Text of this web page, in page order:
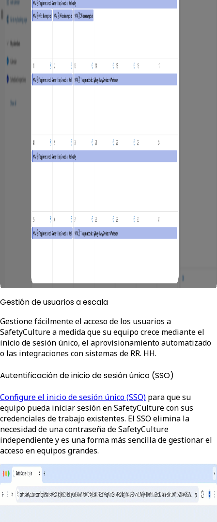
Gestión de usuarios a escala
Gestione fácilmente el acceso de los usuarios a
SafetyCulture a medida que su equipo crece mediante el
inicio de sesión único, el aprovisionamiento automatizado
o las integraciones con sistemas de RR. HH.
Autentificación de inicio de sesión único (SSO)
Configure el inicio de sesión único (SSO) para que su
equipo pueda iniciar sesión en SafetyCulture con sus
credenciales de trabajo existentes. El SSO elimina la
necesidad de una contraseña de SafetyCulture
independiente y es una forma más sencilla de gestionar el
acceso en equipos grandes.